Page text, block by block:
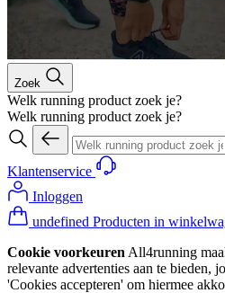
Zoek
Welk running product zoek je?
Welk running product zoek je?
Klantenservice
Inloggen
undefined Producten in
Cookie voorkeuren All4running
relevante advertenties aan te bieden,
'Cookies accepteren' om hiermee